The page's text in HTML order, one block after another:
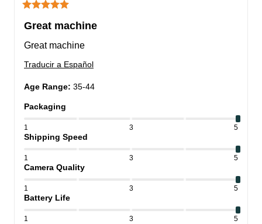
Great machine
Great machine
Traducir a Español
Age Range: 35-44
Packaging
1 3 5
Shipping Speed
1 3 5
Camera Quality
1 3 5
Battery Life
1 3 5